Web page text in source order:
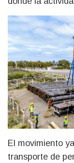
El movimiento
transporte de